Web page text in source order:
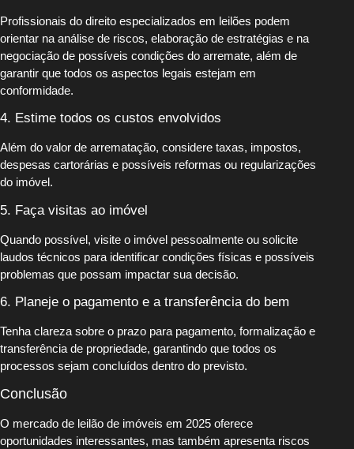
Profissionais do direito especializados em leilões podem
orientar na análise de riscos, elaboração de estratégias e na
negociação de possíveis condições do arremate, além de
garantir que todos os aspectos legais estejam em
conformidade.
4. Estime todos os custos envolvidos
Além do valor de arrematação, considere taxas, impostos,
despesas cartorárias e possíveis reformas ou regularizações
do imóvel.
5. Faça visitas ao imóvel
Quando possível, visite o imóvel pessoalmente ou solicite
laudos técnicos para identificar condições físicas e possíveis
problemas que possam impactar sua decisão.
6. Planeje o pagamento e a transferência do bem
Tenha clareza sobre o prazo para pagamento, formalização e
transferência de propriedade, garantindo que todos os
processos sejam concluídos dentro do previsto.
Conclusão
O mercado de leilão de imóveis em 2025 oferece
oportunidades interessantes, mas também apresenta riscos